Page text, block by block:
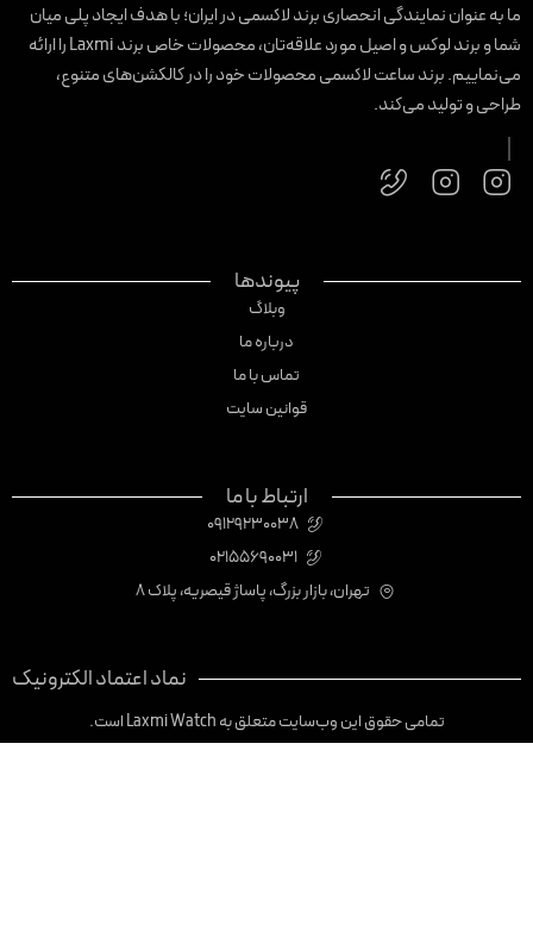
به عنوان نمایندگی انحصاری برند لاکسمی در ایران؛ با هدف ایجاد پلی میان
شما و برند لوکس و اصیل مورد علاقه‌تان، محصولات خاص برند Laxmi را ارائه
برند ساعت لاکسمی محصولات خود را در کالکشن‌های متنوع،
و تولید می‌کند.
پیوندها
وبلاگ
درباره ما
تماس با ما
قوانین سایت
ارتباط با ما
09129230038
02155690031
تهران، بازار بزرگ، پاساژ قیصریه، پلاک 8
نماد اعتماد الکترونیک
تمامی حقوق این وب‌سایت متعلق به Laxmi Watch است.